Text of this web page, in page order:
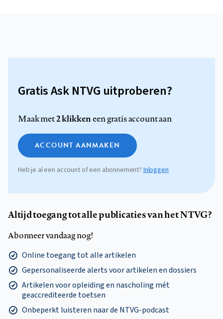
Gratis Ask NTVG uitproberen?
Maak met2 klikkeneen gratis account aan
ACCOUNT AANMAKEN
Heb je al een account of een abonnement?Inloggen
Altijd toegang tot alle publicaties van het NTVG?
Abonneer vandaag nog!
Online toegang tot alle artikelen
Gepersonaliseerde alerts voor artikelen en dossiers
Artikelen voor opleiding en nascholing mét
geaccrediteerde toetsen
Onbeperkt luisteren naar de NTVG-podcast